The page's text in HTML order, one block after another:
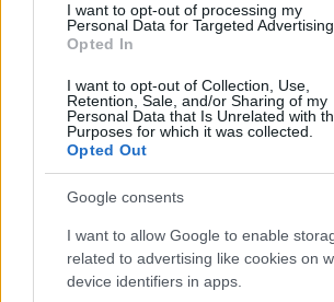
consent section.
I want to opt-out of processing my
Personal Data for Targeted Advertising.
Opted In
I want to opt-out of Collection, Use,
Retention, Sale, and/or Sharing of my
Personal Data that Is Unrelated with
Purposes for which it was collected.
Opted Out
Google consents
I want to allow Google to enable
related to advertising like cookies on
device identifiers in apps.
Da Kiev a Roma, istruzioni per fabbricare